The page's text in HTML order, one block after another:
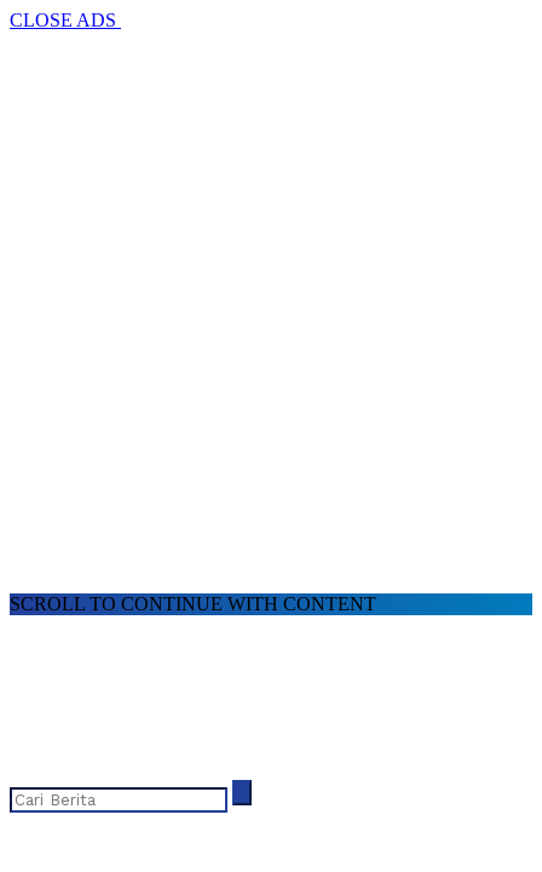
CLOSE ADS
SCROLL TO CONTINUE WITH CONTENT